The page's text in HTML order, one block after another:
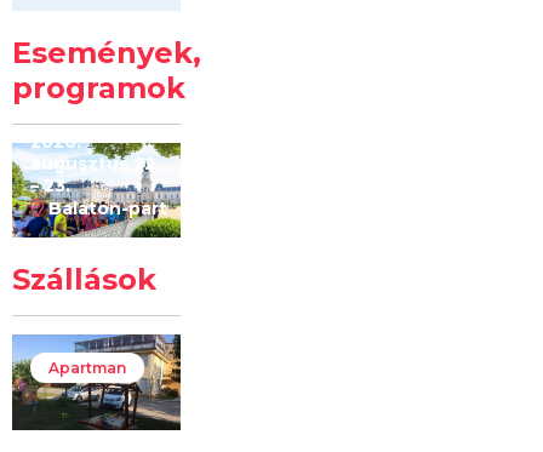
Események,
programok
Kilóméterek
2026
2026.
augusztus 22
– 23.
Balaton-part
Szállások
Apartman